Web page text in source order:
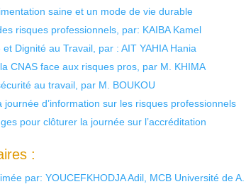
saine et un mode de vie durable
risques professionnels, par: KAIBA Kamel
Dignité au Travail, par : AIT YAHIA Hania
CNAS face aux risques pros, par M. KHIMA
au travail, par M. BOUKOU
journée d’information sur les risques professionnels
pour clôturer la journée sur l’accréditation
:
par: YOUCEFKHODJA Adil, MCB Université de